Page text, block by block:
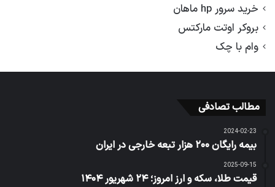
خرید سرور hp ماهان
بروکر اوتت مارکتس
وام با چک
مطالب تصادفی
2024-02-23
بیمه رایگان ۲۰۰ هزار تبعه خارجی در ایران
2025-09-15
قیمت طلا، سکه و ارز امروز؛ ۲۴ شهریور ۱۴۰۴